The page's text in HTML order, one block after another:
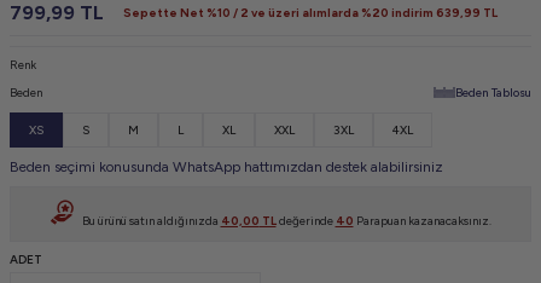
799,99 TL Sepette Net %10 / 2 ve üzeri alımlarda %20 indirim 639,99 TL
Renk
Beden Beden Tablosu
XS S M L XL XXL 3XL 4XL
Beden seçimi konusunda WhatsApp hattımızdan destek alabilirsiniz
Bu ürünü satın aldığınızda 40,00 TL değerinde 40 Parapuan kazanacaksınız.
ADET